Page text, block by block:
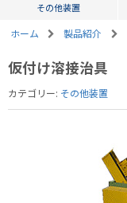
その他装置
ホーム 製品紹介
仮付け溶接治具
カテゴリー: その他装置